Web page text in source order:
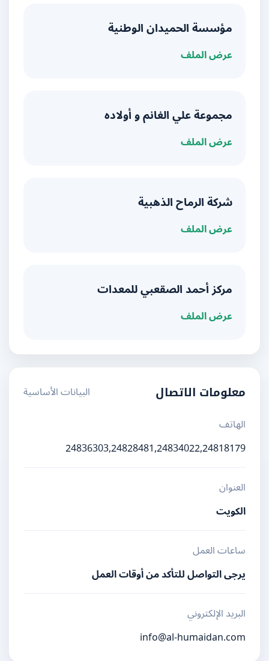
مؤسسة الحميدان الوطنية
عرض الملف
مجموعة علي الغانم و أولاده
عرض الملف
شركة الرماح الذهبية
عرض الملف
مركز أحمد الصقعبي للمعدات
عرض الملف
معلومات الاتصال
البيانات الأساسية
الهاتف
24836303,24828481,24834022,24818179
العنوان
الكويت
ساعات العمل
يرجى التواصل للتأكد من أوقات العمل
البريد الإلكتروني
info@al-humaidan.com